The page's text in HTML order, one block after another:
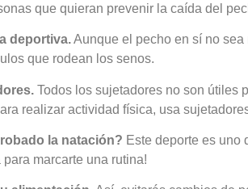
que quieran prevenir la caída del
deportiva.Aunque el pecho en sí no
que rodean los senos.
Todos los sujetadores no son útiles
realizar actividad física, usa
la natación? Este deporte es uno
marcarte una rutina!